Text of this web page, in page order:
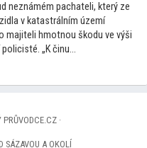
neznámém pachateli, který ze
v katastrálním území
majiteli hmotnou škodu ve výši
„K činu...
·
SÁZAVOU A OKOLÍ